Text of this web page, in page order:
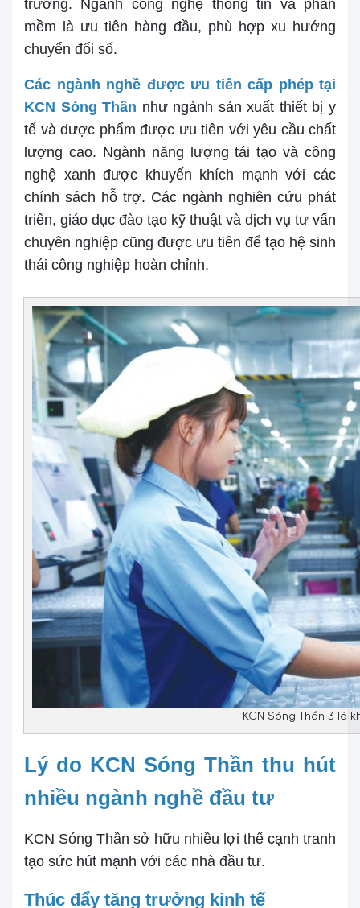
trường. Ngành công nghệ thông tin và phần
mềm là ưu tiên hàng đầu, phù hợp xu hướng
chuyển đổi số.
Các ngành nghề được ưu tiên cấp phép tại
KCN Sóng Thần như ngành sản xuất thiết bị y
tế và dược phẩm được ưu tiên với yêu cầu chất
lượng cao. Ngành năng lượng tái tạo và công
nghệ xanh được khuyến khích mạnh với các
chính sách hỗ trợ. Các ngành nghiên cứu phát
triển, giáo dục đào tạo kỹ thuật và dịch vụ tư vấn
chuyên nghiệp cũng được ưu tiên để tạo hệ sinh
thái công nghiệp hoàn chỉnh.
KCN Sóng Thần 3 là
Lý do KCN Sóng Thần thu hút
nhiều ngành nghề đầu tư
KCN Sóng Thần sở hữu nhiều lợi thế cạnh tranh
tạo sức hút mạnh với các nhà đầu tư.
Thúc đẩy tăng trưởng kinh tế